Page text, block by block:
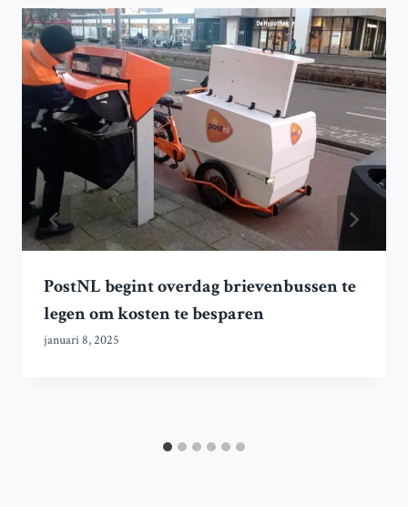
PostNL begint overdag brievenbussen te
legen om kosten te besparen
januari 8, 2025